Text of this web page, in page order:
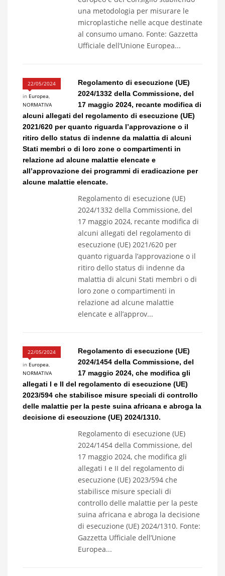
una metodologia per misurare le
microplastiche nelle acque destinate
al consumo umano. Fonte: Gazzetta
Ufficiale dell’Unione Europea...
22/05/2024
in Europea,
NORMATIVA
Regolamento di esecuzione (UE)
2024/1332 della Commissione, del
17 maggio 2024, recante modifica di
alcuni allegati del regolamento di esecuzione (UE)
2021/620 per quanto riguarda l’approvazione o il
ritiro dello status di indenne da malattia di alcuni
Stati membri o di loro zone o compartimenti in
relazione ad alcune malattie elencate e
all’approvazione dei programmi di eradicazione per
alcune malattie elencate.
Regolamento di esecuzione (UE)
2024/1332 della Commissione, del
17 maggio 2024, recante modifica di
alcuni allegati del regolamento di
esecuzione (UE) 2021/620 per
quanto riguarda l’approvazione o il
ritiro dello status di indenne da
malattia di alcuni Stati membri o di
loro zone o compartimenti in
relazione ad alcune malattie
elencate e all’approv...
22/05/2024
in Europea,
NORMATIVA
Regolamento di esecuzione (UE)
2024/1454 della Commissione, del
17 maggio 2024, che modifica gli
allegati I e II del regolamento di esecuzione (UE)
2023/594 che stabilisce misure speciali di controllo
delle malattie per la peste suina africana e abroga la
decisione di esecuzione (UE) 2024/1310.
Regolamento di esecuzione (UE)
2024/1454 della Commissione, del
17 maggio 2024, che modifica gli
allegati I e II del regolamento di
esecuzione (UE) 2023/594 che
stabilisce misure speciali di
controllo delle malattie per la peste
suina africana e abroga la decisione
di esecuzione (UE) 2024/1310. Fonte:
Gazzetta Ufficiale dell’Unione
Europea...